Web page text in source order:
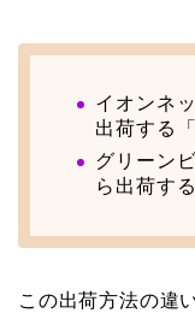
イオンネ
出荷する
グリーン
ら出荷す
この出荷方法の違